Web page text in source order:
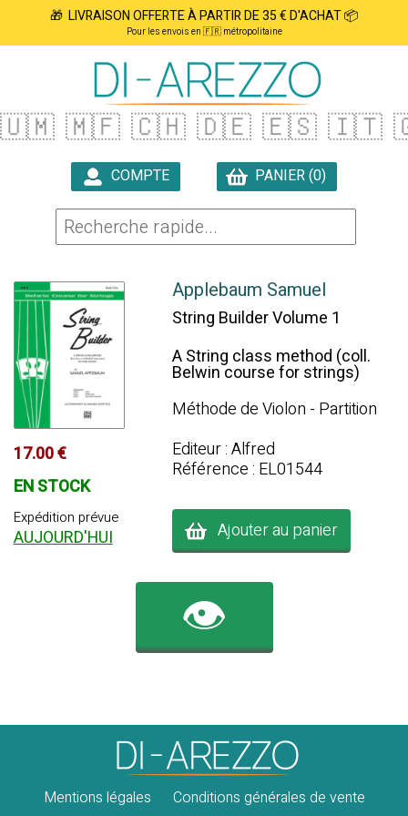
🎁 LIVRAISON OFFERTE À PARTIR DE 35 € D'ACHAT 📦
Pour les envois en 🇫🇷 métropolitaine
🇺🇲 🇲🇫 🇨🇭 🇩🇪 🇪🇸 🇮🇹
COMPTE
PANIER (0)
17.00 €
EN STOCK
Expédition prévue
AUJOURD'HUI
Applebaum Samuel
String Builder Volume 1
A String class method (coll.
Belwin course for strings)
Méthode de Violon - Partition
Editeur : Alfred
Référence : EL01544
Ajouter au panier
👁️
Mentions légales Conditions générales de vente